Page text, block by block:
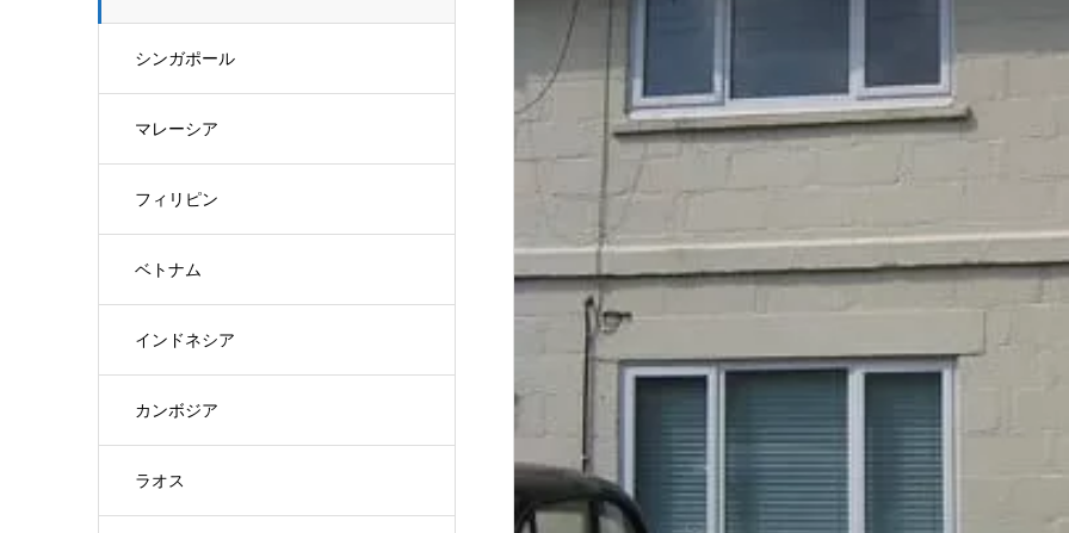
シンガポール
マレーシア
フィリピン
ベトナム
インドネシア
カンボジア
ラオス